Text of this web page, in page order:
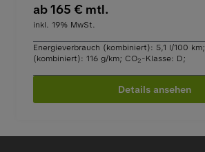
ab 165 € mtl.
inkl. 19% MwSt.
Energieverbrauch (kombiniert): 5,1 l/100 km;
(kombiniert): 116 g/km; CO2-Klasse: D;
Details ansehen